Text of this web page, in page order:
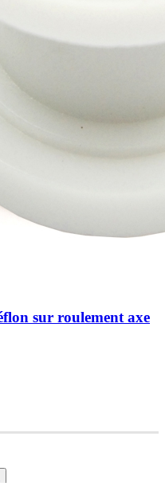
sur roulement axe